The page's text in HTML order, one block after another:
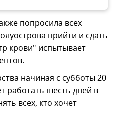
попросила всех
прийти и сдать
крови" испытывает
начиная с субботы 20
работать шесть дней в
всех, кто хочет